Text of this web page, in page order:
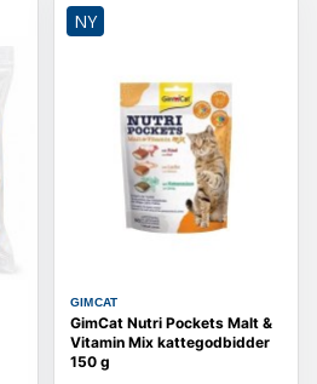
NY
GIMCAT
GimCat Nutri Pockets Malt &
Vitamin Mix kattegodbidder
150 g